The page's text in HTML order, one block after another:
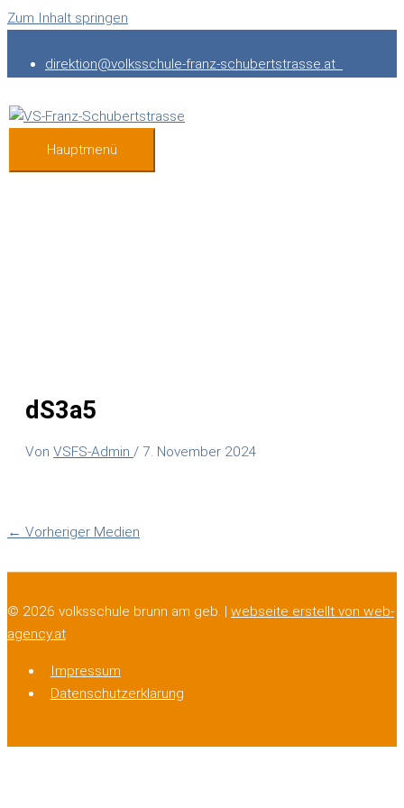
Zum Inhalt springen
direktion@volksschule-franz-schubertstrasse.at
Hauptmenü
dS3a5
Von VSFS-Admin / 7. November 2024
← Vorheriger Medien
© 2026 volksschule brunn am geb. | webseite erstellt von web-
agency.at
Impressum
Datenschutzerklärung